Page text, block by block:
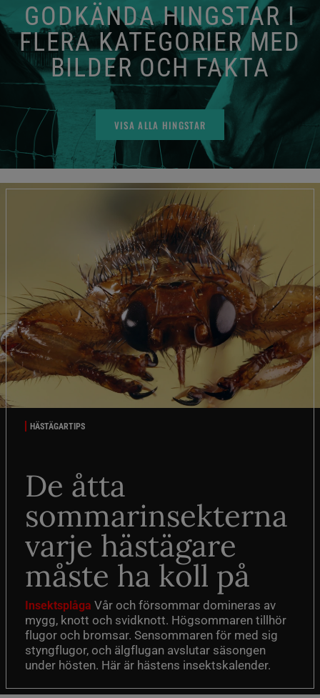
GODKÄNDA HINGSTAR I
FLERA KATEGORIER MED
BILDER OCH FAKTA
VISA ALLA HINGSTAR
HÄSTÄGARTIPS
De åtta
sommarinsekterna
varje hästägare
måste ha koll på
Insektsplåga Vår och försommar domineras av
mygg, knott och svidknott. Högsommaren tillhör
flugor och bromsar. Sensommaren för med sig
styngflugor, och älgflugan avslutar säsongen
under hösten. Här är hästens insektskalender.